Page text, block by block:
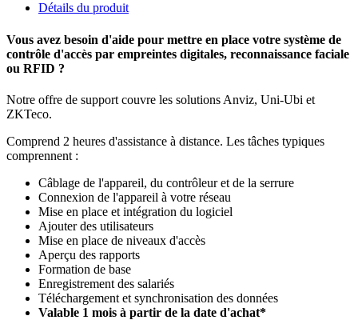
Support
Détails du produit
Vous avez besoin d'aide pour mettre en place votre système de
contrôle d'accès par empreintes digitales, reconnaissance faciale
ou RFID ?
Notre offre de support couvre les solutions Anviz, Uni-Ubi et
ZKTeco.
Comprend 2 heures d'assistance à distance. Les tâches typiques
comprennent :
Câblage de l'appareil, du contrôleur et de la serrure
Connexion de l'appareil à votre réseau
Mise en place et intégration du logiciel
Ajouter des utilisateurs
Mise en place de niveaux d'accès
Aperçu des rapports
Formation de base
Enregistrement des salariés
Téléchargement et synchronisation des données
Valable 1 mois à partir de la date d'achat*